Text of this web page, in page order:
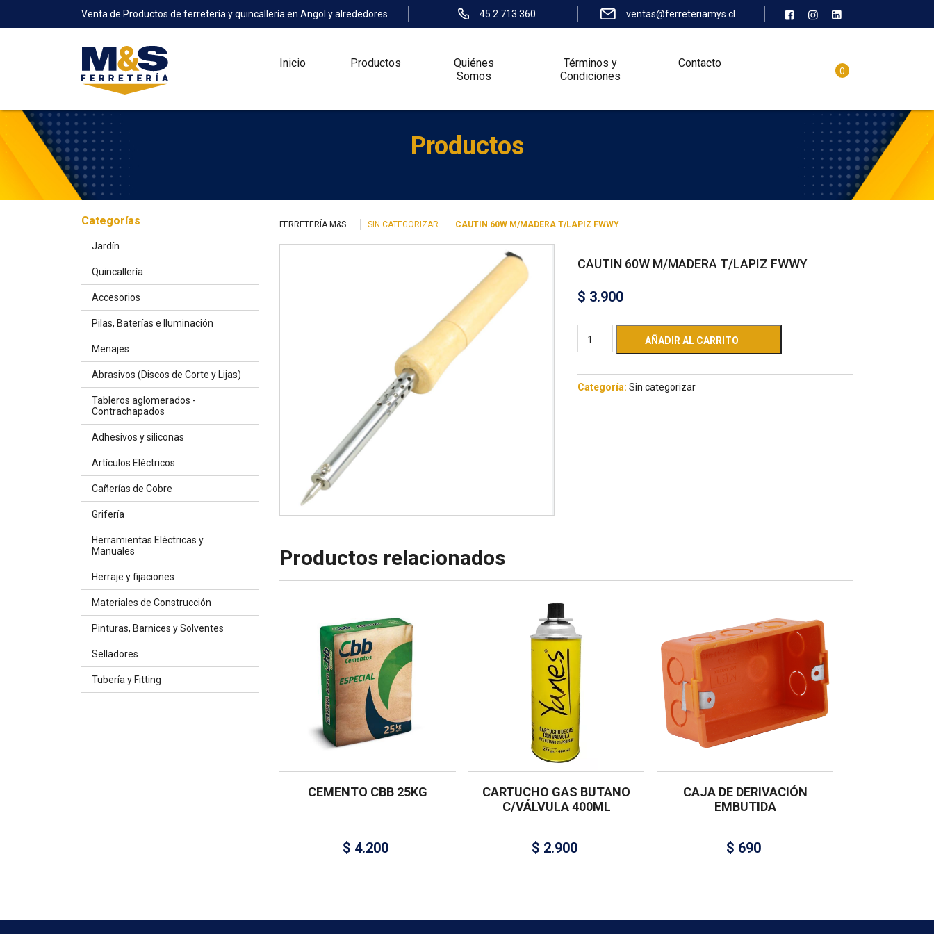
Venta de Productos de ferretería y quincallería en Angol y alrededores 45 2 713 360 ventas@ferreteriamys.cl
Inicio Productos
Quiénes
Somos
Términos y
Condiciones
Contacto
0
Productos
Categorías
Jardín
Quincallería
Accesorios
Pilas, Baterías e Iluminación
Menajes
Abrasivos (Discos de Corte y Lijas)
Tableros aglomerados -
Contrachapados
Adhesivos y siliconas
Artículos Eléctricos
Cañerías de Cobre
Grifería
Herramientas Eléctricas y
Manuales
Herraje y fijaciones
Materiales de Construcción
Pinturas, Barnices y Solventes
Selladores
Tubería y Fitting
FERRETERÍA M&S SIN CATEGORIZAR CAUTIN 60W M/MADERA T/LAPIZ FWWY
CAUTIN 60W M/MADERA T/LAPIZ FWWY
$ 3.900
AÑADIR AL CARRITO
Categoría: Sin categorizar
Productos relacionados
CEMENTO CBB 25KG
$ 4.200
CARTUCHO GAS BUTANO
C/VÁLVULA 400ML
$ 2.900
CAJA DE DERIVACIÓN
EMBUTIDA
$ 690